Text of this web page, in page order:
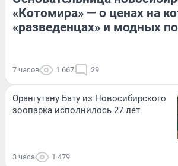
«Котомира» — о ценах на
«разведенцах» и модных
7 часов 1 667 29
Орангутану Бату из Новосибирского
зоопарка исполнилось 27 лет
3 часа 1 479